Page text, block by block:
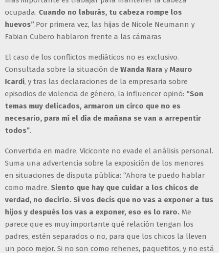
ocupada. Cuando no laburás, tu cabeza rompe los
huevos”.Por primera vez, las hijas de Nicole Neumann y
Fabian Cubero hablaron frente a las cámaras
El caso de los conflictos mediáticos no es exclusivo.
Consultada sobre la situación de Wanda Nara y Mauro
Icardi, y tras las declaraciones de la empresaria sobre
episodios de violencia de género, la influencer opinó: “Son
temas muy delicados, armaron un circo que no es
necesario, para mí el día de mañana se van a arrepentir
todos”.
Convertida en madre, Viciconte no evade el análisis personal.
Suma una advertencia sobre la exposición de los menores
en situaciones de disputa pública: “Ahora te puedo hablar
como madre. Siento que hay que cuidar a los chicos de
verdad, no decirlo. Si vos decís que no vas a exponer a tus
hijos y después los vas a exponer, eso es lo raro. Me
parece que es muy importante qué relación tengan los
padres, estén separados o no, para que los chicos la lleven
un poco mejor. Si no son como rehenes, paquetitos, y no está